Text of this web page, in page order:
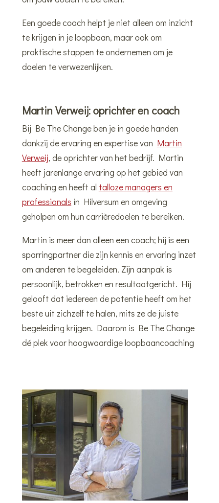
Een goede coach helpt je niet alleen om inzicht
te krijgen in je loopbaan, maar ook om
praktische stappen te ondernemen om je
doelen te verwezenlijken.
Martin Verweij: oprichter en coach
Bij Be The Change ben je in goede handen
dankzij de ervaring en expertise van Martin
Verweij, de oprichter van het bedrijf. Martin
heeft jarenlange ervaring op het gebied van
coaching en heeft al talloze managers en
professionals in Hilversum en omgeving
geholpen om hun carrièredoelen te bereiken.
Martin is meer dan alleen een coach; hij is een
sparringpartner die zijn kennis en ervaring inzet
om anderen te begeleiden. Zijn aanpak is
persoonlijk, betrokken en resultaatgericht. Hij
gelooft dat iedereen de potentie heeft om het
beste uit zichzelf te halen, mits ze de juiste
begeleiding krijgen. Daarom is Be The Change
dé plek voor hoogwaardige loopbaancoaching